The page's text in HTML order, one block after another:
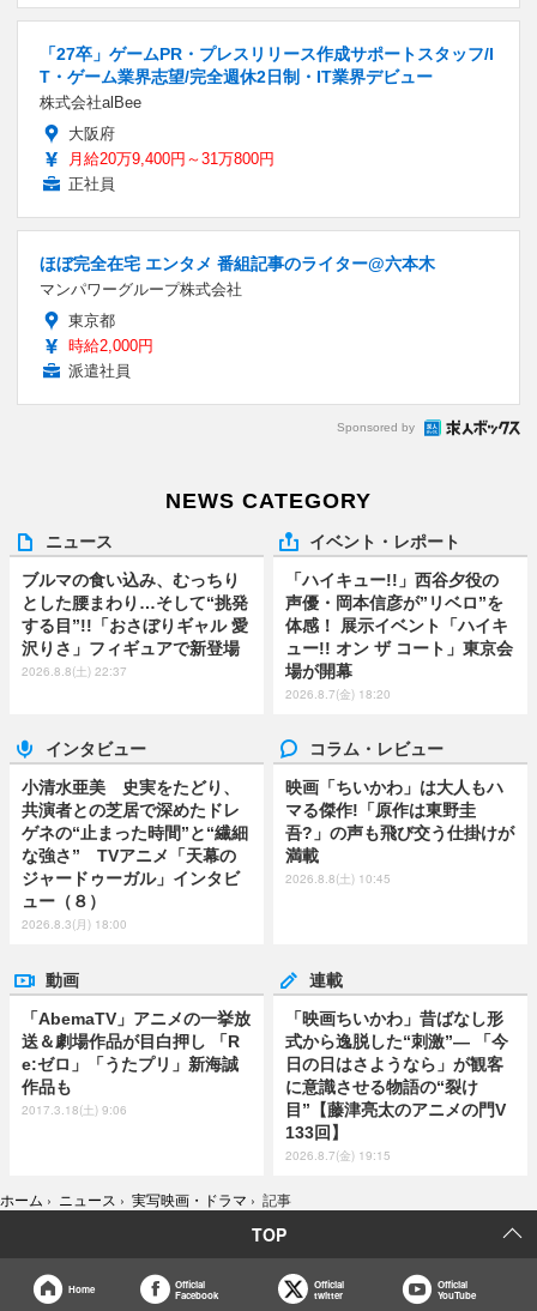
「27卒」ゲームPR・プレスリリース作成サポートスタッフ/I
T・ゲーム業界志望/完全週休2日制・IT業界デビュー
株式会社alBee
大阪府
月給20万9,400円～31万800円
正社員
ほぼ完全在宅 エンタメ 番組記事のライター@六本木
マンパワーグループ株式会社
東京都
時給2,000円
派遣社員
Sponsored by
NEWS CATEGORY
ニュース
ブルマの食い込み、むっちり
とした腰まわり…そして“挑発
する目”!!「おさぼりギャル 愛
沢りさ」フィギュアで新登場
2026.8.8(土) 22:37
イベント・レポート
「ハイキュー!!」西谷夕役の
声優・岡本信彦が”リベロ”を
体感！ 展示イベント「ハイキ
ュー!! オン ザ コート」東京会
場が開幕
2026.8.7(金) 18:20
インタビュー
小清水亜美 史実をたどり、
共演者との芝居で深めたドレ
ゲネの“止まった時間”と“繊細
な強さ” TVアニメ「天幕の
ジャードゥーガル」インタビ
ュー（８）
2026.8.3(月) 18:00
コラム・レビュー
映画「ちいかわ」は大人もハ
マる傑作!「原作は東野圭
吾?」の声も飛び交う仕掛けが
満載
2026.8.8(土) 10:45
動画
「AbemaTV」アニメの一挙放
送＆劇場作品が目白押し 「R
e:ゼロ」「うたプリ」新海誠
作品も
2017.3.18(土) 9:06
連載
「映画ちいかわ」昔ばなし形
式から逸脱した“刺激”― 「今
日の日はさようなら」が観客
に意識させる物語の“裂け
目”【藤津亮太のアニメの門V
133回】
2026.8.7(金) 19:15
ホーム › ニュース › 実写映画・ドラマ › 記事
TOP
Home
Official
Facebook
Official
twitter
Official
YouTube